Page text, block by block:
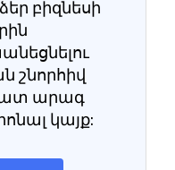
բիզնեսի
շնորհիվ
արագ
կայք: